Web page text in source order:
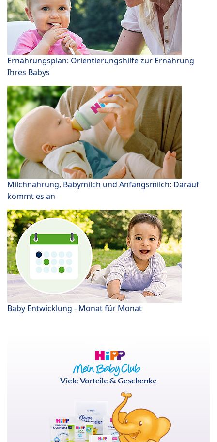
Ernährungsplan: Orientierungshilfe zur Ernährung
Ihres Babys
Milchnahrung, Babymilch und Anfangsmilch: Darauf
kommt es an
Baby Entwicklung - Monat für Monat
Viele Vorteile & Geschenke